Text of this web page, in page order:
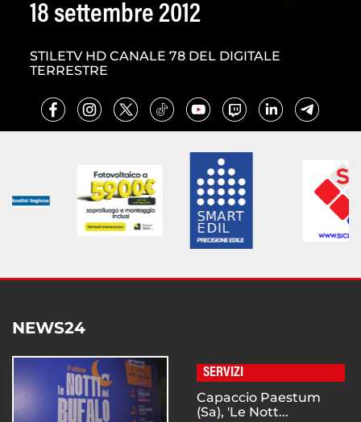
18 settembre 2012
STILETV HD CANALE 78 DEL DIGITALE
TERRESTRE
NEWS24
SERVIZI
Capaccio Paestum
(Sa), 'Le Nott...